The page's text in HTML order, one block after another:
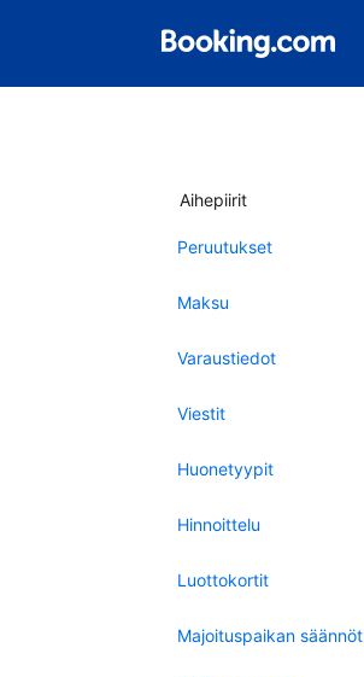
Aihepiirit
Peruutukset
Maksu
Varaustiedot
Viestit
Huonetyypit
Hinnoittelu
Luottokortit
Majoituspaikan säännöt